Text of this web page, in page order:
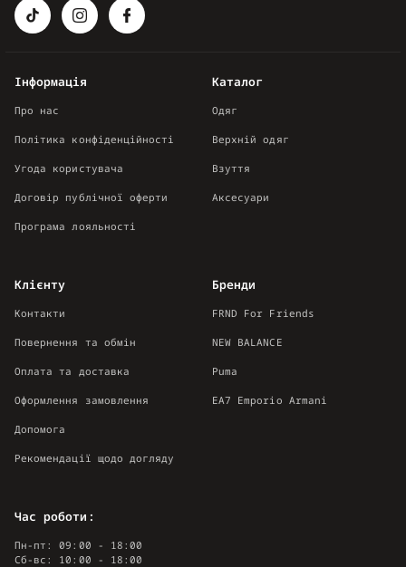
Каталог
Одяг
Верхній одяг
Взуття
Аксесуари
Інформація
Про нас
Політика конфіденційності
Угода користувача
Договір публічної оферти
Програма лояльності
Клієнту
Контакти
Повернення та обмін
Оплата та доставка
Оформлення замовлення
Допомога
Рекомендації щодо догляду
Бренди
FRND For Friends
NEW BALANCE
Puma
EA7 Emporio Armani
Час роботи:
Пн-пт: 09:00 - 18:00
Сб-вс: 10:00 - 18:00